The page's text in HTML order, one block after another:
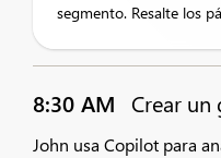
segmento. Resalte los
8:30 AM Crear un
John usa Copilot para